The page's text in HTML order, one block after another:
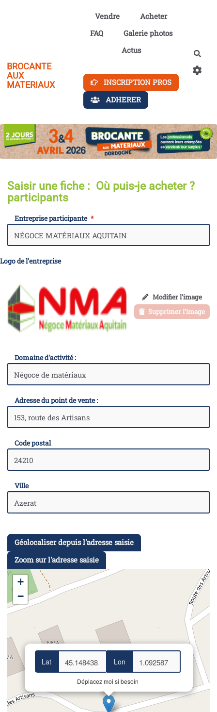
Aller au contenu principal
BROCANTE
AUX
MATERIAUX
Vendre
Acheter
FAQ
Galerie photos
Actus
INSCRIPTION PROS
ADHERER
Saisir une fiche : Où puis-je acheter ?
participants
Entreprise participante
Logo de l'entreprise
Modifier l'image
Supprimer l'image
Domaine d'activité :
Adresse du point de vente :
Code postal
Ville
Géolocaliser depuis l'adresse saisie
Zoom sur l'adresse saisie
Lat Lon
Déplacez moi si besoin
+
−